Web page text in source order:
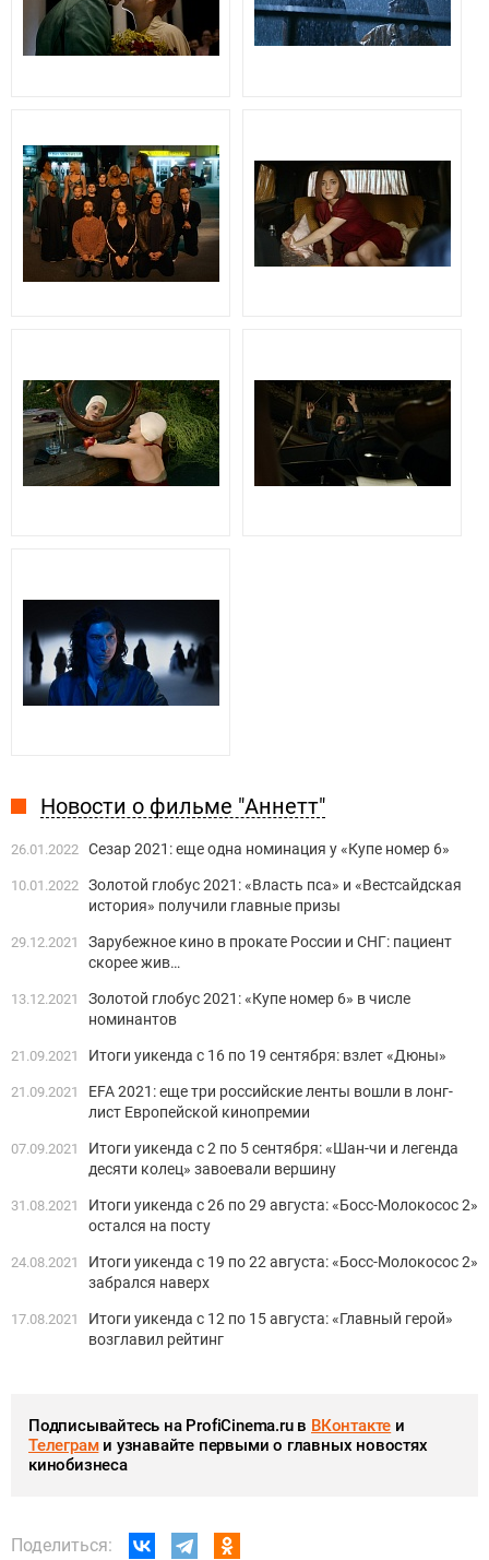
Новости о фильме "Аннетт"
26.01.2022 Сезар 2021: еще одна номинация у «Купе номер 6»
10.01.2022 Золотой глобус 2021: «Власть пса» и «Вестсайдская
история» получили главные призы
29.12.2021
Зарубежное кино в прокате России и СНГ: пациент
скорее жив…
13.12.2021
Золотой глобус 2021: «Купе номер 6» в числе
номинантов
21.09.2021 Итоги уикенда с 16 по 19 сентября: взлет «Дюны»
21.09.2021
EFA 2021: еще три российские ленты вошли в лонг-
лист Европейской кинопремии
07.09.2021
Итоги уикенда с 2 по 5 сентября: «Шан-чи и легенда
десяти колец» завоевали вершину
31.08.2021
Итоги уикенда с 26 по 29 августа: «Босс-Молокосос 2»
остался на посту
24.08.2021
Итоги уикенда с 19 по 22 августа: «Босс-Молокосос 2»
забрался наверх
17.08.2021
Итоги уикенда с 12 по 15 августа: «Главный герой»
возглавил рейтинг
Подписывайтесь на ProfiCinema.ru в ВКонтакте и
Телеграми узнавайте первыми о главных новостях
кинобизнеса
Поделиться: